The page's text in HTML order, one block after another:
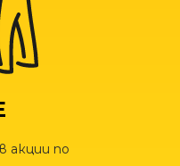
акции по